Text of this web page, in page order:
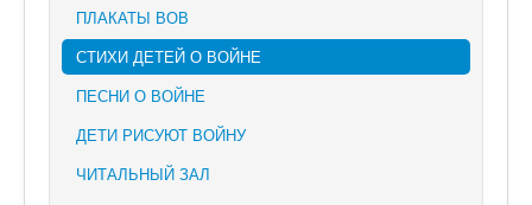
ПЛАКАТЫ ВОВ
СТИХИ ДЕТЕЙ О ВОЙНЕ
ПЕСНИ О ВОЙНЕ
ДЕТИ РИСУЮТ ВОЙНУ
ЧИТАЛЬНЫЙ ЗАЛ